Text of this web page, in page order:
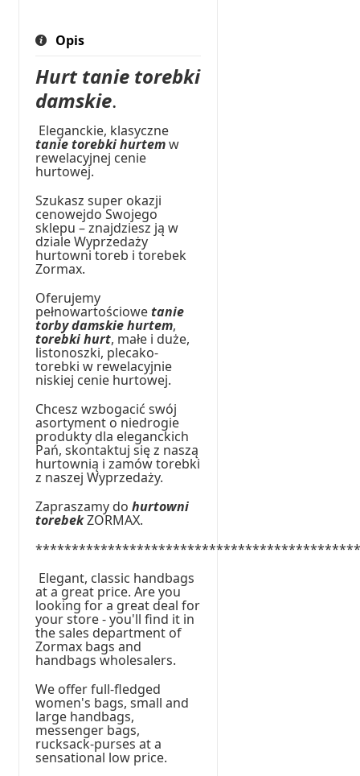
Opis
Hurt tanie torebki
damskie.
Eleganckie, klasyczne
tanie torebki hurtemw
rewelacyjnej cenie
hurtowej.
Szukasz super okazji
cenowejdo Swojego
sklepu – znajdziesz ją w
dziale Wyprzedaży
hurtowni toreb i torebek
Zormax.
Oferujemy
pełnowartościowetanie
torby damskie hurtem,
torebki hurt, małe i duże,
listonoszki, plecako-
torebki w rewelacyjnie
niskiej cenie hurtowej.
Chcesz wzbogacić swój
asortyment o niedrogie
produkty dla eleganckich
Pań, skontaktuj się z naszą
hurtownią i zamów torebki
z naszej Wyprzedaży.
Zapraszamy dohurtowni
torebekZORMAX.
Elegant, classic handbags
at a great price. Are you
looking for a great deal for
your store - you'll find it in
the sales department of
Zormax bags and
handbags wholesalers.
We offer full-fledged
women's bags, small and
large handbags,
messenger bags,
rucksack-purses at a
sensational low price.